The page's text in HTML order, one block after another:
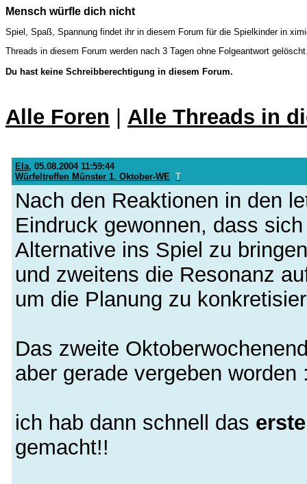
Mensch würfle dich nicht
Spiel, Spaß, Spannung findet ihr in diesem Forum für die Spielkinder in
Threads in diesem Forum werden nach 3 Tagen ohne Folgeantwort
Du hast keine Schreibberechtigung in diesem Forum.
Alle Foren Alle Threads in
Ela, 05.08.2004 11:59:44
Würfeltreffen Münster 1. Oktober-WE T
Nach den Reaktionen in den
Eindruck gewonnen, dass
Alternative ins Spiel zu
und zweitens die Resonanz
um die Planung zu
Das zweite
aber gerade vergeben worden
ich hab dann schnell das
gemacht!!